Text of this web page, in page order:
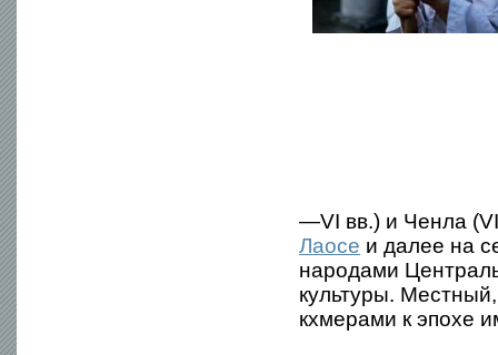
—VI вв.) и Ченла
Лаосе и далее на
народами
культуры.
кхмерами к эпохе